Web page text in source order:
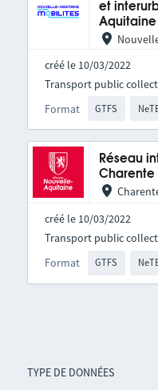
TYPE DE DONNÉES
et
Aquitaine
créé le 10/03/2022
Format GTFS
Transport public
Réseau
Charente
créé le 10/03/2022
Format GTFS
Transport public